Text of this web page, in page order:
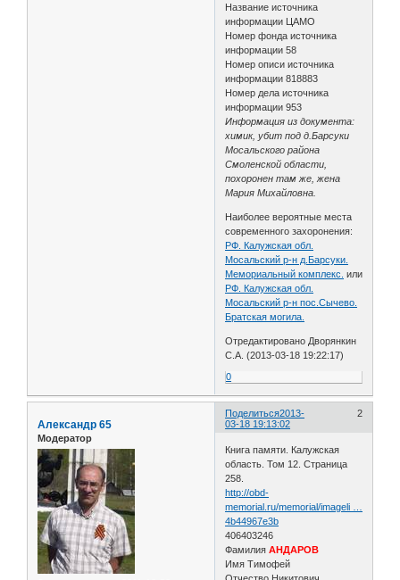
Название источника
информации ЦАМО
Номер фонда источника
информации 58
Номер описи источника
информации 818883
Номер дела источника
информации 953
Информация из документа:
химик, убит под д.Барсуки
Мосальского района
Смоленской области,
похоронен там же, жена
Мария Михайловна.
Наиболее вероятные места
современного захоронения:
РФ. Калужская обл.
Мосальский р-н д.Барсуки.
Мемориальный комплекс. или
РФ. Калужская обл.
Мосальский р-н пос.Сычево.
Братская могила.
Отредактировано Дворянкин
С.А. (2013-03-18 19:22:17)
0
Поделиться 2
2013-
03-18 19:13:02
Александр 65
Модератор
Книга памяти. Калужская
область. Том 12. Страница
258.
http://obd-
memorial.ru/memorial/imageli …
4b44967e3b
406403246
ФамилияАНДАРОВ
Имя Тимофей